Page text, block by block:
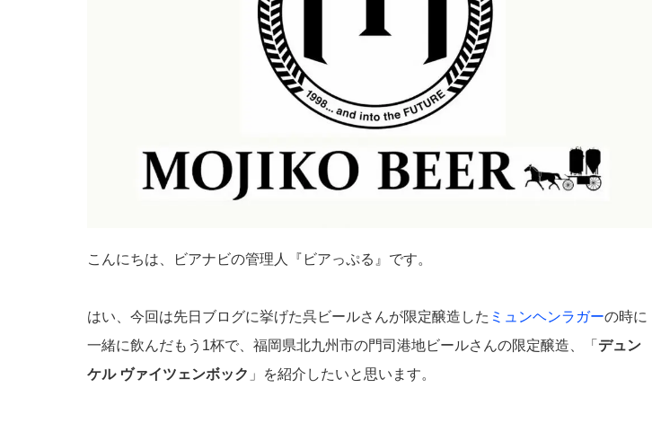
こんにちは、ビアナビの管理人『ビアっぷる』です。
はい、今回は先日ブログに挙げた呉ビールさんが限定醸造した ミュンヘンラガーの時に
一緒に飲んだもう1杯で、福岡県北九州市の門司港地ビールさんの限定醸造、「 デュン
ケル ヴァイツェンボック 」を紹介したいと思います。